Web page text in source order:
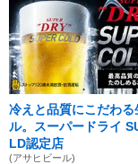
冷えと品質にこだわる
ル。スーパードライ
LD認定店
(アサヒビール)